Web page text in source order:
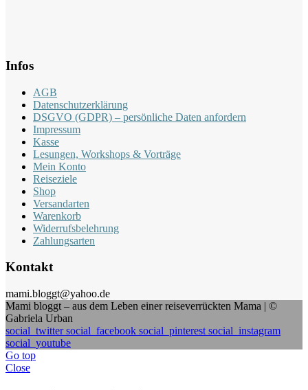
Infos
AGB
Datenschutzerklärung
DSGVO (GDPR) – persönliche Daten anfordern
Impressum
Kasse
Lesungen, Workshops & Vorträge
Mein Konto
Reiseziele
Shop
Versandarten
Warenkorb
Widerrufsbelehrung
Zahlungsarten
Kontakt
mami.bloggt@yahoo.de
Mami bloggt – aus dem Leben einer reiseverrückten Mama | ©
Gabriela Urban
social_twittersocial_facebook social_pinterest social_instagram
social_youtube
Go top
Close